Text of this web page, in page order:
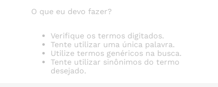
O que eu devo fazer?
Verifique os termos digitados.
Tente utilizar uma única palavra.
Utilize termos genéricos na busca.
Tente utilizar sinônimos do termo
desejado.